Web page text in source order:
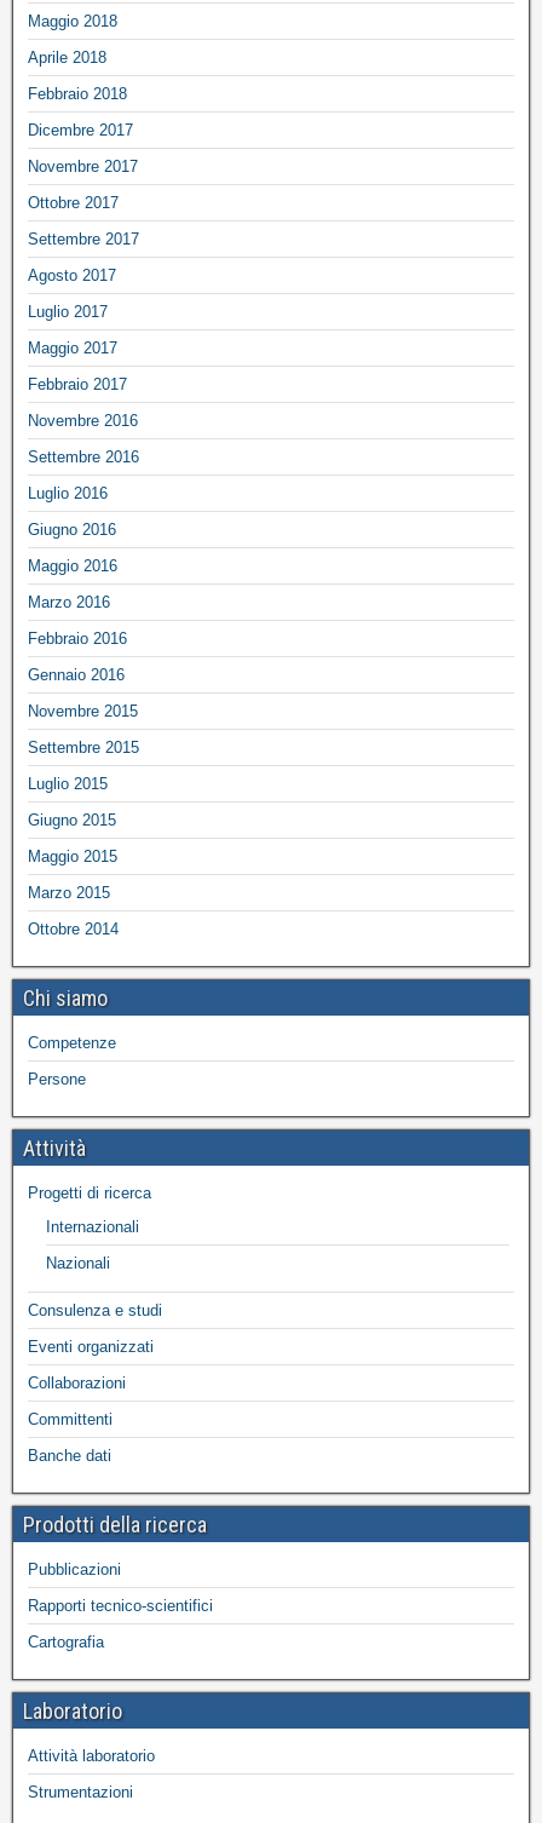
Maggio 2018
Aprile 2018
Febbraio 2018
Dicembre 2017
Novembre 2017
Ottobre 2017
Settembre 2017
Agosto 2017
Luglio 2017
Maggio 2017
Febbraio 2017
Novembre 2016
Settembre 2016
Luglio 2016
Giugno 2016
Maggio 2016
Marzo 2016
Febbraio 2016
Gennaio 2016
Novembre 2015
Settembre 2015
Luglio 2015
Giugno 2015
Maggio 2015
Marzo 2015
Ottobre 2014
Chi siamo
Competenze
Persone
Attività
Progetti di ricerca
Internazionali
Nazionali
Consulenza e studi
Eventi organizzati
Collaborazioni
Committenti
Banche dati
Prodotti della ricerca
Pubblicazioni
Rapporti tecnico-scientifici
Cartografia
Laboratorio
Attività laboratorio
Strumentazioni